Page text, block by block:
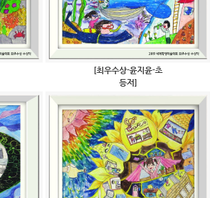
[최우수상-윤지윤-초
등저]